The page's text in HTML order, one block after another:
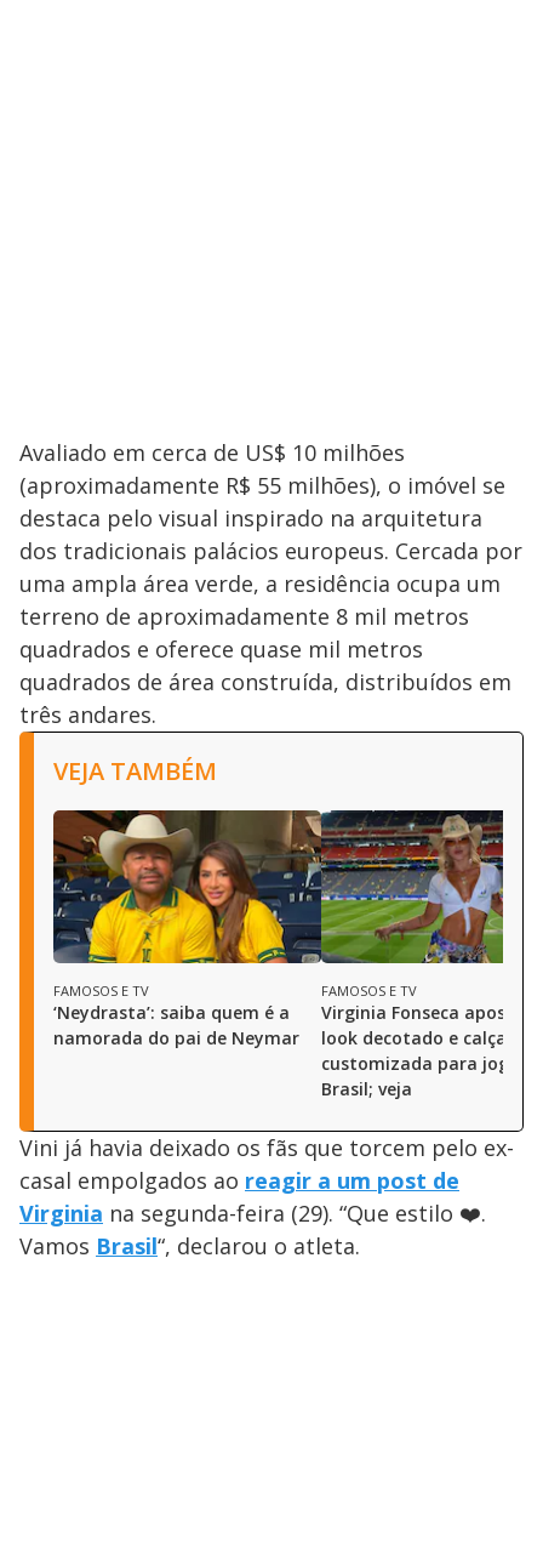
Avaliado em cerca de US$ 10 milhões
(aproximadamente R$ 55 milhões), o imóvel se
destaca pelo visual inspirado na arquitetura
dos tradicionais palácios europeus. Cercada por
uma ampla área verde, a residência ocupa um
terreno de aproximadamente 8 mil metros
quadrados e oferece quase mil metros
quadrados de área construída, distribuídos em
três andares.
VEJA TAMBÉM
FAMOSOS E TV
‘Neydrasta’: saiba quem é a
namorada do pai de Neymar
FAMOSOS E TV
Virginia Fonseca aposta
look decotado e calça
customizada para jogo
Brasil; veja
Vini já havia deixado os fãs que torcem pelo ex-
casal empolgados ao reagir a um post de
Virginia na segunda-feira (29). “Que estilo ❤️.
Vamos Brasil“, declarou o atleta.